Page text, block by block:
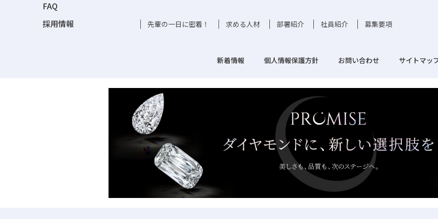
FAQ
採用情報
先輩の一日に密着！ 求める人材 部署紹介 社員紹介 募集要項
新着情報 個人情報保護方針 お問い合わせ サイトマッ